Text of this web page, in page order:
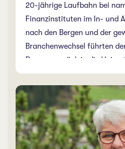
20-jährige Laufbahn bei
Finanzinstituten im In- und
nach den Bergen und der
Branchenwechsel führten
Davoser zurück in die
unsere Hände. Mit einer
Humor und dem Flair für
ergänzt uns Michael im
Schalterchef und
Geschäftsführung ist er
Anliegen für Ihre